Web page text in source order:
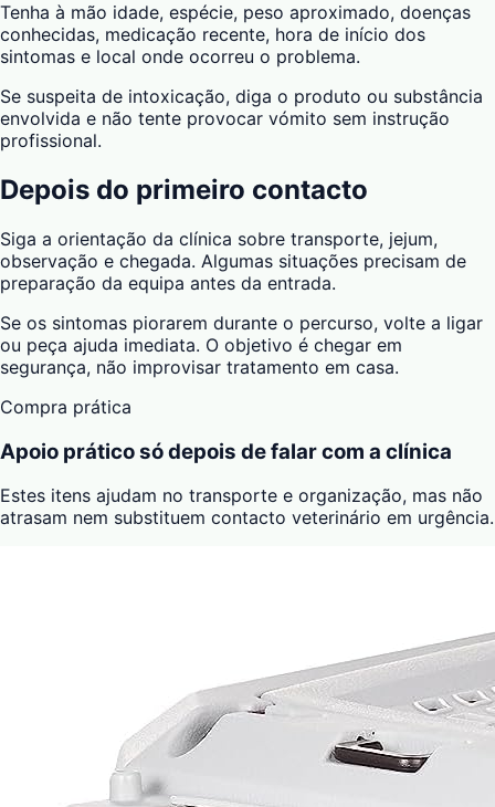
Tenha à mão idade, espécie, peso aproximado, doenças
conhecidas, medicação recente, hora de início dos
sintomas e local onde ocorreu o problema.
Se suspeita de intoxicação, diga o produto ou substância
envolvida e não tente provocar vómito sem instrução
profissional.
Depois do primeiro contacto
Siga a orientação da clínica sobre transporte, jejum,
observação e chegada. Algumas situações precisam de
preparação da equipa antes da entrada.
Se os sintomas piorarem durante o percurso, volte a ligar
ou peça ajuda imediata. O objetivo é chegar em
segurança, não improvisar tratamento em casa.
Compra prática
Apoio prático só depois de falar com a clínica
Estes itens ajudam no transporte e organização, mas não
atrasam nem substituem contacto veterinário em urgência.